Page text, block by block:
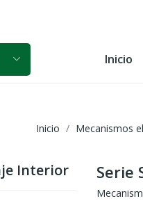
Inicio
Inicio Mecanismos
Interior Serie